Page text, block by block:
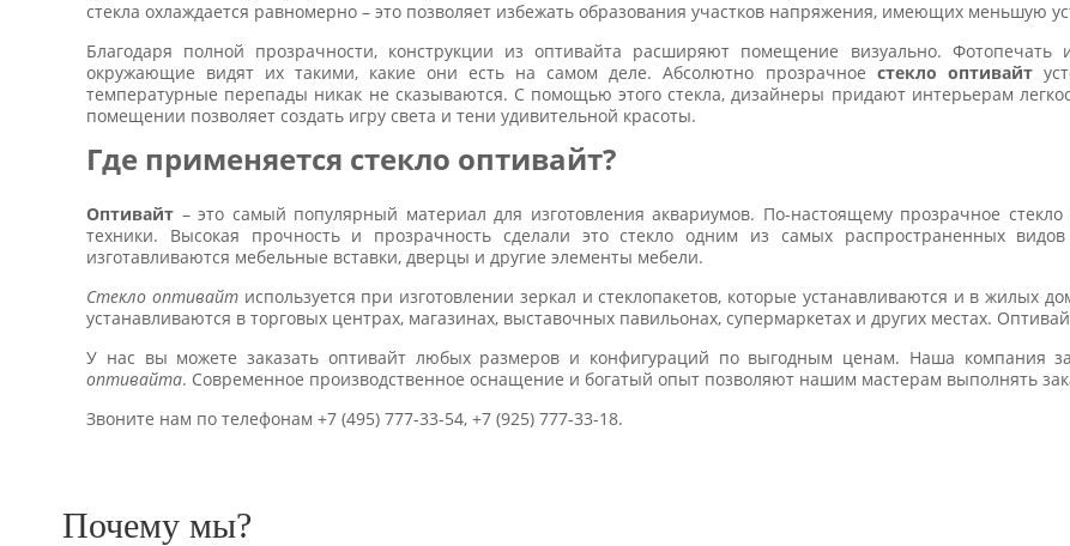
стекла охлаждается равномерно – это позволяет избежать образования участков напряжения, имеющих меньшую
Благодаря полной прозрачности, конструкции из оптивайта расширяют помещение визуально.
окружающие видят их такими, какие они есть на самом деле. Абсолютно прозрачное стекло оптивайт
температурные перепады никак не сказываются. С помощью этого стекла, дизайнеры придают интерьерам
помещении позволяет создать игру света и тени удивительной красоты.
Где применяется стекло оптивайт?
Оптивайт – это самый популярный материал для изготовления аквариумов. По-настоящему прозрачное
техники. Высокая прочность и прозрачность сделали это стекло одним из самых распространенных
изготавливаются мебельные вставки, дверцы и другие элементы мебели.
Стекло оптивайт используется при изготовлении зеркал и стеклопакетов, которые устанавливаются и в
устанавливаются в торговых центрах, магазинах, выставочных павильонах, супермаркетах и других местах.
У нас вы можете заказать оптивайт любых размеров и конфигураций по выгодным ценам. Наша компания
оптивайта. Современное производственное оснащение и богатый опыт позволяют нашим мастерам выполнять
Звоните нам по телефонам +7 (495) 777-33-54, +7 (925) 777-33-18.
Почему мы?